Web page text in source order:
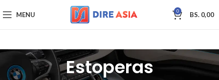
MENU 0 BS. 0,00
Estoperas